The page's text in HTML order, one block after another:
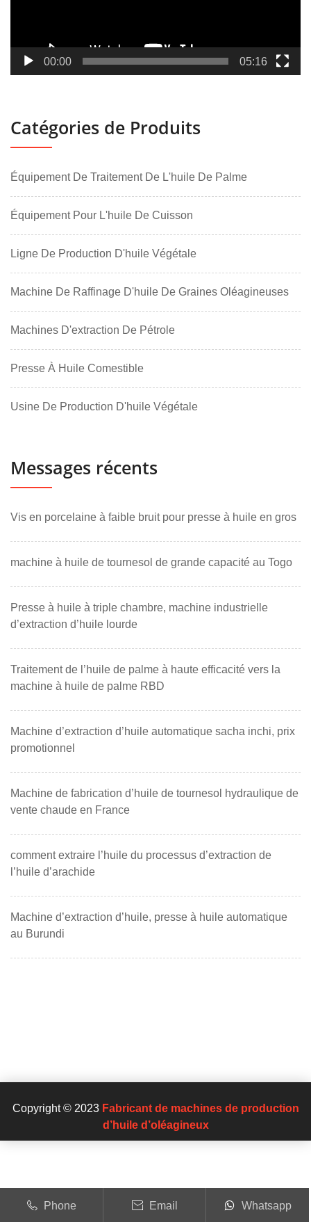
00:00 05:16
Catégories de Produits
Équipement De Traitement De L'huile De Palme
Équipement Pour L'huile De Cuisson
Ligne De Production D'huile Végétale
Machine De Raffinage D'huile De Graines Oléagineuses
Machines D'extraction De Pétrole
Presse À Huile Comestible
Usine De Production D'huile Végétale
Messages récents
Vis en porcelaine à faible bruit pour presse à huile en gros
machine à huile de tournesol de grande capacité au Togo
Presse à huile à triple chambre, machine industrielle
d’extraction d’huile lourde
Traitement de l’huile de palme à haute efficacité vers la
machine à huile de palme RBD
Machine d’extraction d’huile automatique sacha inchi, prix
promotionnel
Machine de fabrication d’huile de tournesol hydraulique de
vente chaude en France
comment extraire l’huile du processus d’extraction de
l’huile d’arachide
Machine d’extraction d’huile, presse à huile automatique
au Burundi
Copyright © 2023 Fabricant de machines de production
d’huile d’oléagineux
Phone Email Whatsapp